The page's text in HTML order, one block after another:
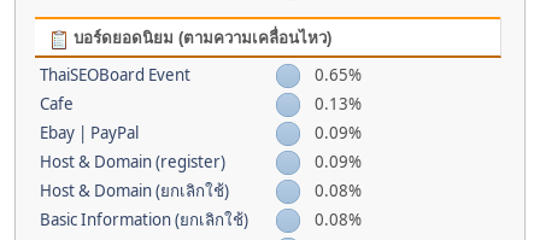
บอร์ดยอดนิยม (ตามความเคลื่อนไหว)
ThaiSEOBoard Event
0.65%
Cafe
0.13%
Ebay | PayPal
0.09%
Host & Domain (register)
0.09%
Host & Domain (ยกเลิกใช้)
0.08%
Basic Information (ยกเลิกใช้)
0.08%